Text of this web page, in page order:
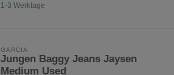
1-3 Werktage
GARCIA
Jungen Baggy Jeans Jaysen
Medium Used